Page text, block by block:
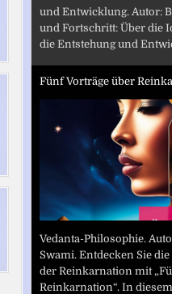
und Entwicklung. Autor:
und Fortschritt: Über die
die Entstehung und
Fünf Vorträge über
Vedanta-Philosophie.
Swami. Entdecken Sie
der Reinkarnation mit
Reinkarnation“. In